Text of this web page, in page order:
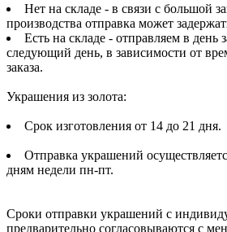
Нет на складе - в связи с большой
производства отправка может
Есть на складе - отправляем в день
следующий день, в зависимости от
заказа.
Украшения из золота:
Срок изготовления от 14 до 21 дня.
Отправка украшений
дням недели пн-пт.
Сроки отправки украшений с
предварительно согласовываются с